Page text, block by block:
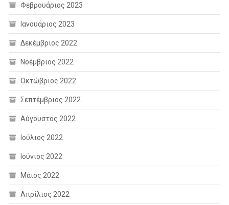
Φεβρουάριος 2023
Ιανουάριος 2023
Δεκέμβριος 2022
Νοέμβριος 2022
Οκτώβριος 2022
Σεπτέμβριος 2022
Αύγουστος 2022
Ιούλιος 2022
Ιούνιος 2022
Μάιος 2022
Απρίλιος 2022